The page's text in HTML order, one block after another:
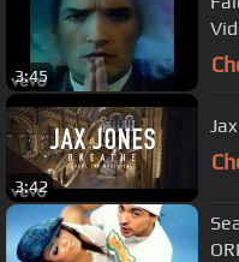
3:45
3:42